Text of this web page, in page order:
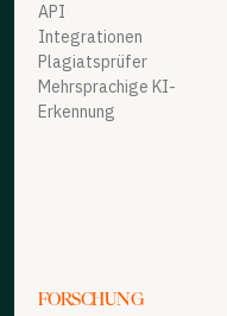
API
Integrationen
Plagiatsprüfer
Mehrsprachige KI-
Erkennung
FORSCHUNG